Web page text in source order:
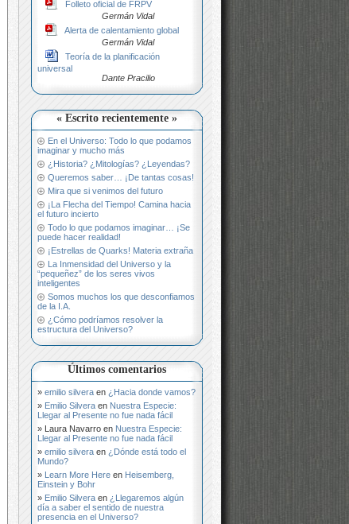
Folleto oficial de FRPV
Germán Vidal
Alerta de calentamiento global
Germán Vidal
Teoría de la planificación
universal
Dante Pracilio
« Escrito recientemente »
En el Universo: Todo lo que podamos
imaginar y mucho más
¿Historia? ¿Mitologías? ¿Leyendas?
Queremos saber… ¡De tantas cosas!
Mira que si venimos del futuro
¡La Flecha del Tiempo! Camina hacia
el futuro incierto
Todo lo que podamos imaginar… ¡Se
puede hacer realidad!
¡Estrellas de Quarks! Materia extraña
La Inmensidad del Universo y la
“pequeñez” de los seres vivos
inteligentes
Somos muchos los que desconfiamos
de la I.A.
¿Cómo podríamos resolver la
estructura del Universo?
Últimos comentarios
emilio silvera en ¿Hacia donde vamos?
Emilio Silvera en Nuestra Especie:
Llegar al Presente no fue nada fácil
Laura Navarro en Nuestra Especie:
Llegar al Presente no fue nada fácil
emilio silvera en ¿Dónde está todo el
Mundo?
Learn More Here en Heisemberg,
Einstein y Bohr
Emilio Silvera en ¿Llegaremos algún
día a saber el sentido de nuestra
presencia en el Universo?